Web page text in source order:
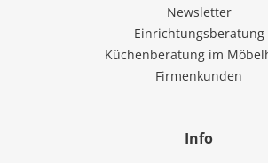
Newsletter
Einrichtungsberatung
Küchenberatung im
Firmenkunden
Info